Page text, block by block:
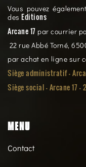
Vous pouvez
des Editions
Arcane 17 par courrier
22 rue Abbé Torné,
par achat en ligne sur
Siège administratif -
Siège social -Arcane 17 -
MENU
Contact